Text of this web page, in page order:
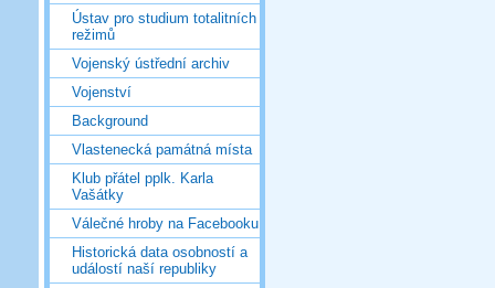
Ústav pro studium totalitních
režimů
Vojenský ústřední archiv
Vojenství
Background
Vlastenecká památná místa
Klub přátel pplk. Karla
Vašátky
Válečné hroby na Facebooku
Historická data osobností a
událostí naší republiky